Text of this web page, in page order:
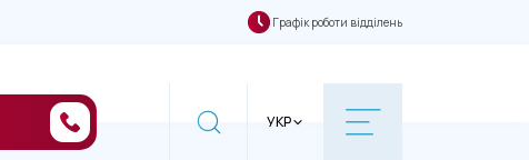
Графік роботи відділень
УКР